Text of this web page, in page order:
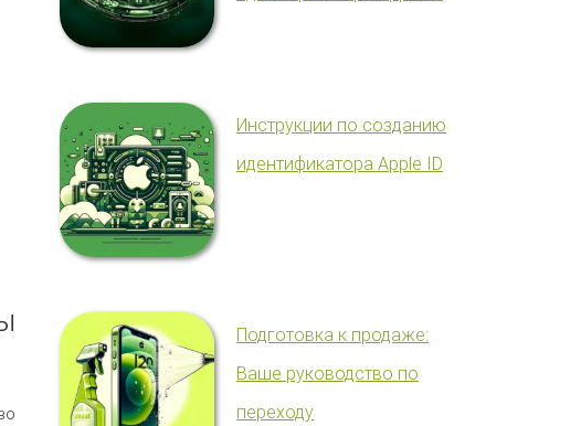
Инструкции по созданию
идентификатора Apple ID
Подготовка к продаже:
Ваше руководство по
переходу